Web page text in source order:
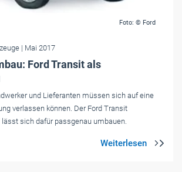
Foto: © Ford
| Mai 2017
Ford Transit als
und Lieferanten müssen sich auf eine
verlassen können. Der Ford Transit
sich dafür passgenau umbauen.